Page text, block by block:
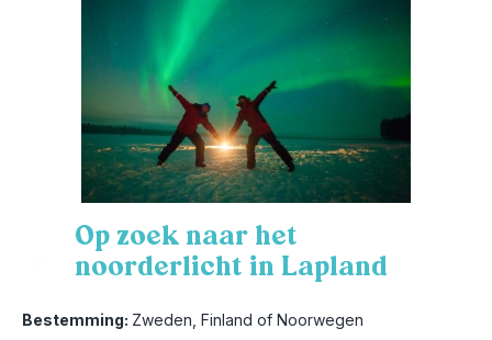
Op zoek naar het
noorderlicht in Lapland
Bestemming: Zweden, Finland of Noorwegen